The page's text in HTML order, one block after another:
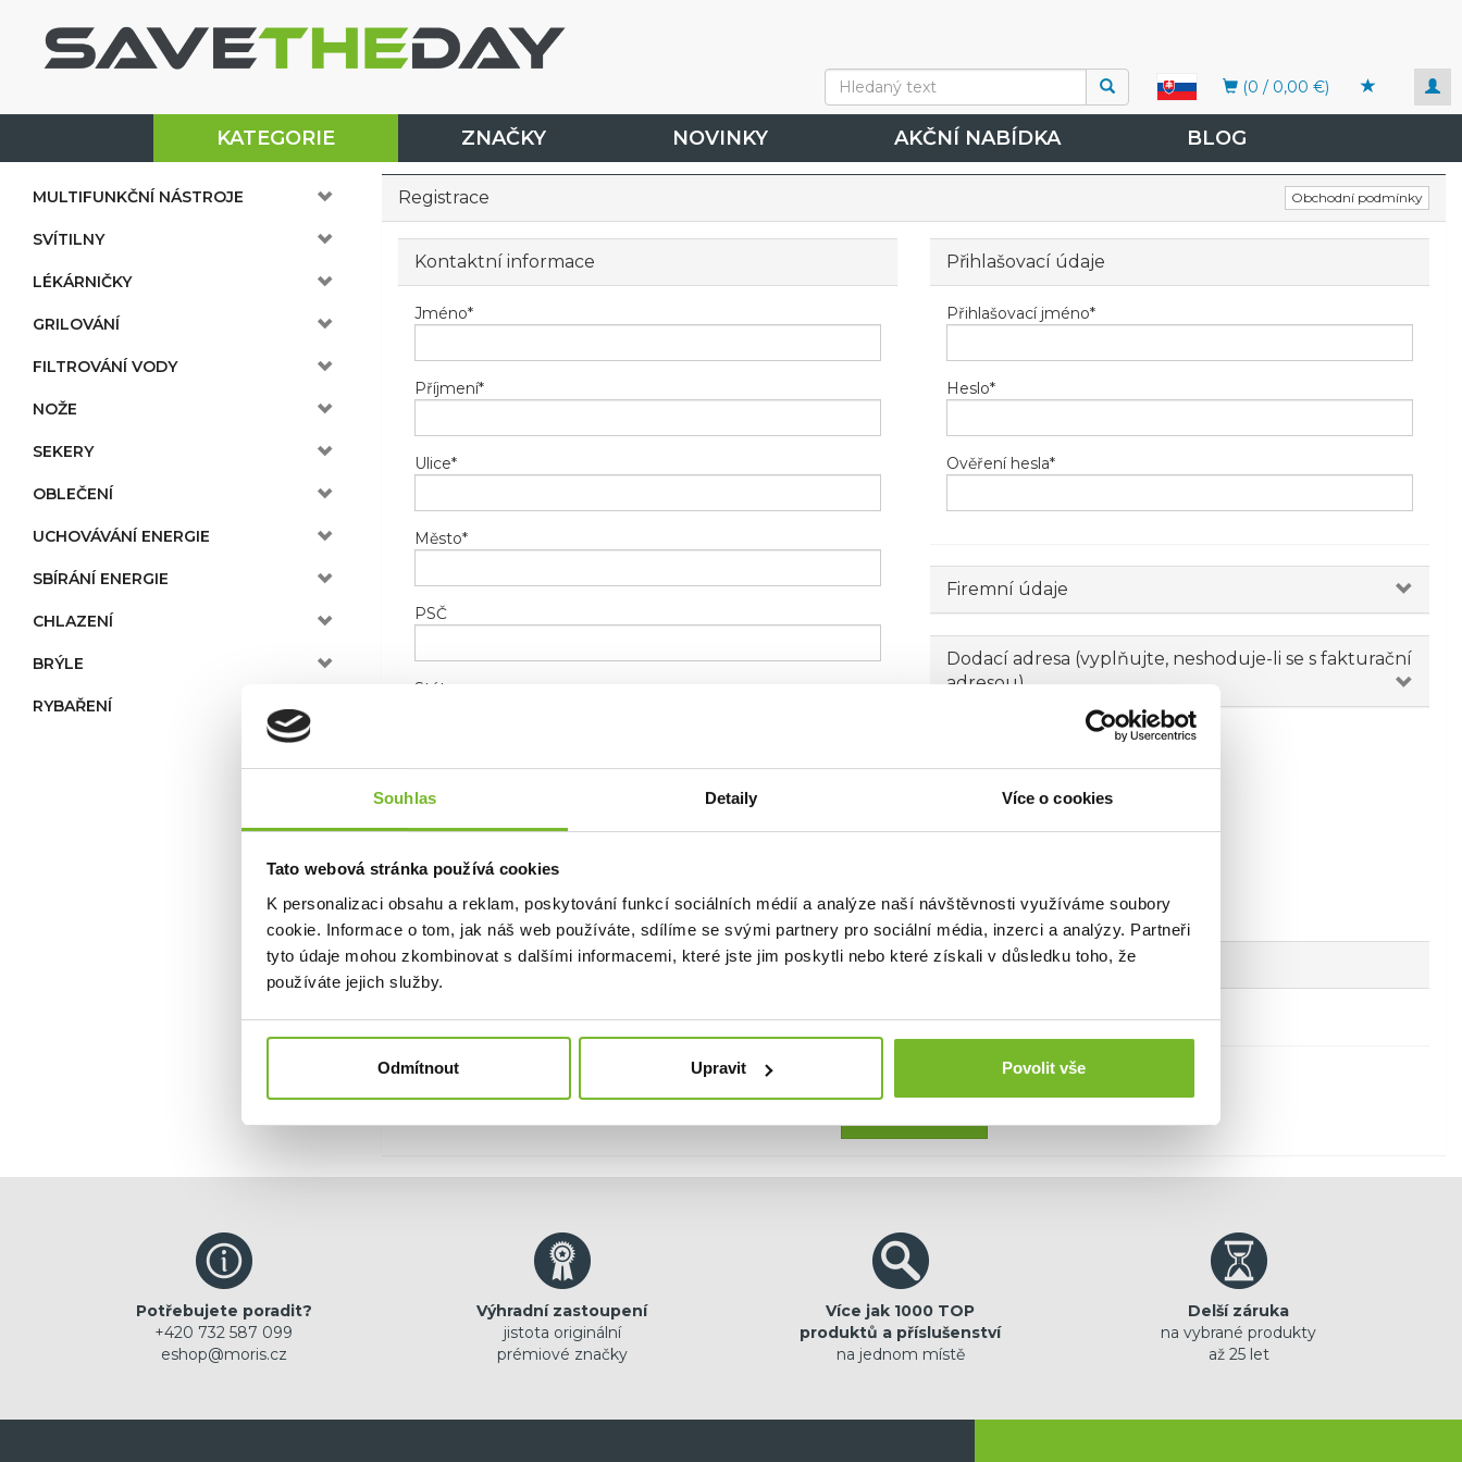
Souhlas Detaily Více o cookies
Tato webová stránka používá cookies
K personalizaci obsahu a reklam, poskytování funkcí sociálních médií a analýze naší návštěvnosti využíváme soubory
cookie. Informace o tom, jak náš web používáte, sdílíme se svými partnery pro sociální média, inzerci a analýzy. Partneři
tyto údaje mohou zkombinovat s dalšími informacemi, které jste jim poskytli nebo které získali v důsledku toho, že
používáte jejich služby.
Odmítnout Upravit Povolit vše
(0 / 0,00 €)
KATEGORIE ZNAČKY NOVINKY AKČNÍ NABÍDKA BLOG
MULTIFUNKČNÍ NÁSTROJE
SVÍTILNY
LÉKÁRNIČKY
GRILOVÁNÍ
FILTROVÁNÍ VODY
NOŽE
SEKERY
OBLEČENÍ
UCHOVÁVÁNÍ ENERGIE
SBÍRÁNÍ ENERGIE
CHLAZENÍ
BRÝLE
RYBAŘENÍ
Registrace Obchodní podmínky
Kontaktní informace
Jméno*
Příjmení*
Ulice*
Město*
PSČ
Stát
Telefon
Přihlašovací údaje
Přihlašovací jméno*
Heslo*
Ověření hesla*
Firemní údaje
Dodací adresa (vyplňujte, neshoduje-li se s fakturační
adresou)
Novinky emailem
Ano, chci dostávat emailem novinky.
Potřebujete poradit?
+420 732 587 099
eshop@moris.cz
Výhradní zastoupení
jistota originální
prémiové značky
Více jak 1000 TOP
produktů a příslušenství
na jednom místě
Delší záruka
na vybrané produkty
až 25 let